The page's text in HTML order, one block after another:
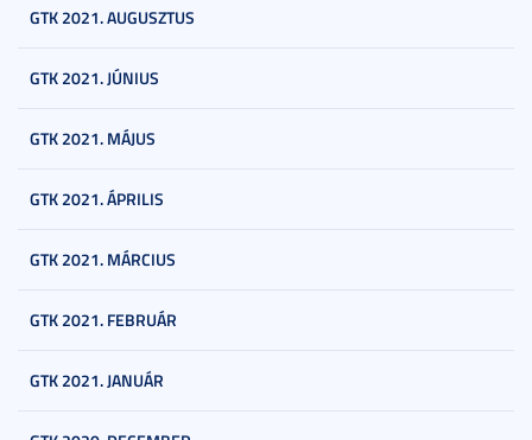
GTK 2021. AUGUSZTUS
GTK 2021. JÚNIUS
GTK 2021. MÁJUS
GTK 2021. ÁPRILIS
GTK 2021. MÁRCIUS
GTK 2021. FEBRUÁR
GTK 2021. JANUÁR